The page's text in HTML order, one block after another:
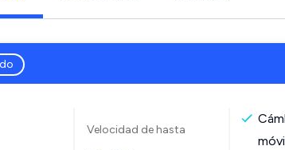
Velocidad de hasta